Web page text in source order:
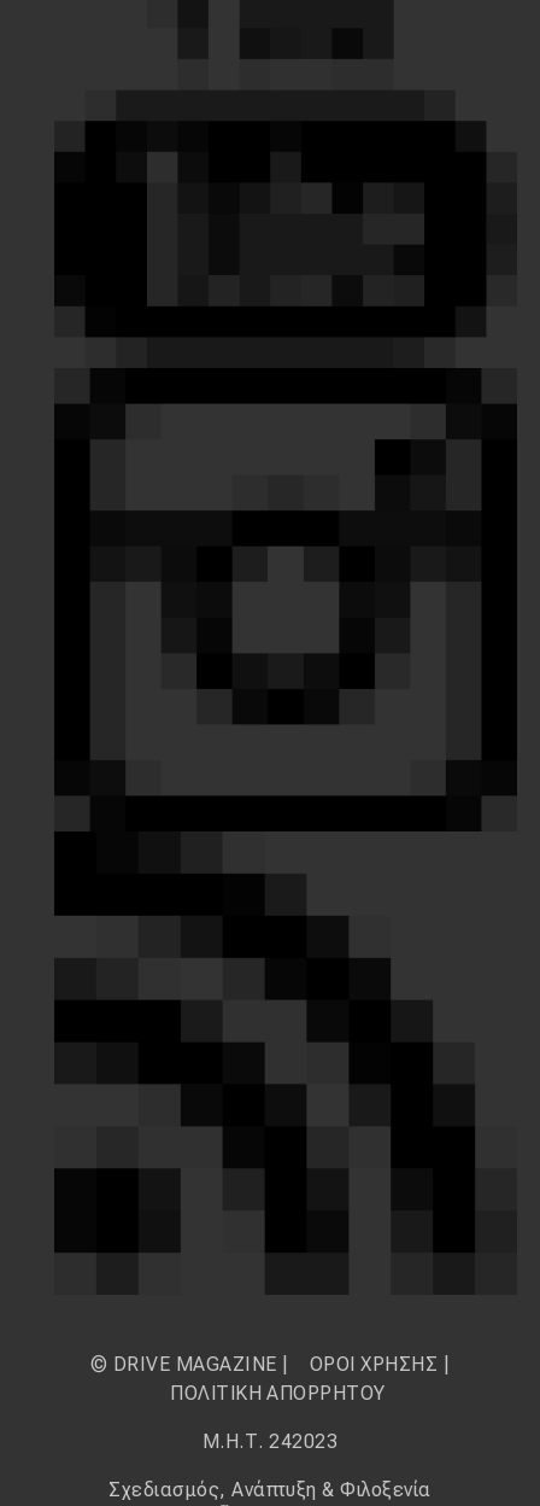
© DRIVE MAGAZINE | ΟΡΟΙ ΧΡΗΣΗΣ
ΠΟΛΙΤΙΚΗ ΑΠΟΡΡΗΤΟΥ
Μ.Η.Τ. 242023
Σχεδιασμός, Ανάπτυξη & Φιλοξενία